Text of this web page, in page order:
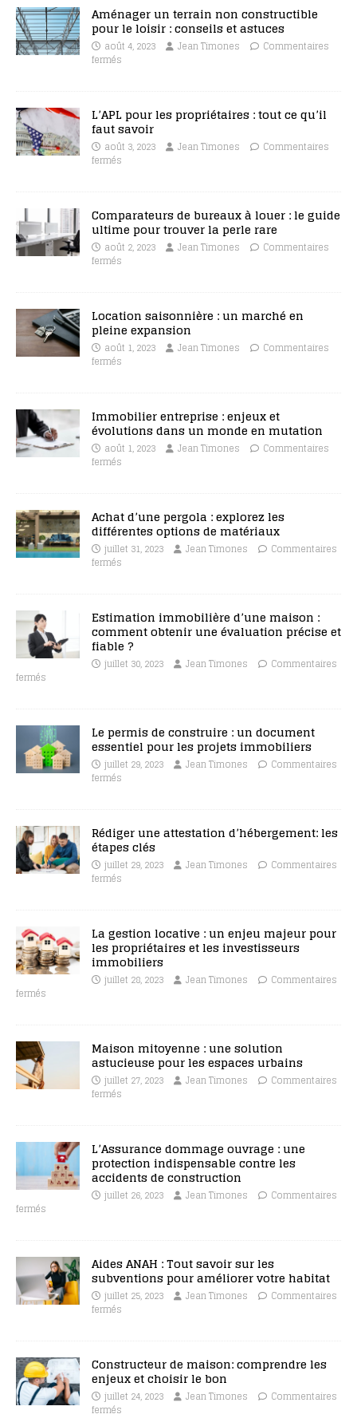
Aménager un terrain non constructible
pour le loisir : conseils et astuces
août 4, 2023 Jean Timones
Commentaires
fermés
L’APL pour les propriétaires : tout ce qu’il
faut savoir
août 3, 2023 Jean Timones
Commentaires
fermés
Comparateurs de bureaux à louer : le guide
ultime pour trouver la perle rare
août 2, 2023 Jean Timones
Commentaires
fermés
Location saisonnière : un marché en
pleine expansion
août 1, 2023 Jean Timones
Commentaires
fermés
Immobilier entreprise : enjeux et
évolutions dans un monde en mutation
août 1, 2023 Jean Timones
Commentaires
fermés
Achat d’une pergola : explorez les
différentes options de matériaux
juillet 31, 2023 Jean Timones
Commentaires
fermés
Estimation immobilière d’une maison :
comment obtenir une évaluation précise et
fiable ?
juillet 30, 2023 Jean Timones
Commentaires
fermés
Le permis de construire : un document
essentiel pour les projets immobiliers
juillet 29, 2023 Jean Timones
Commentaires
fermés
Rédiger une attestation d’hébergement: les
étapes clés
juillet 29, 2023 Jean Timones
Commentaires
fermés
La gestion locative : un enjeu majeur pour
les propriétaires et les investisseurs
immobiliers
juillet 28, 2023 Jean Timones
Commentaires
fermés
Maison mitoyenne : une solution
astucieuse pour les espaces urbains
juillet 27, 2023 Jean Timones
Commentaires
fermés
L’Assurance dommage ouvrage : une
protection indispensable contre les
accidents de construction
juillet 26, 2023 Jean Timones
Commentaires
fermés
Aides ANAH : Tout savoir sur les
subventions pour améliorer votre habitat
juillet 25, 2023 Jean Timones
Commentaires
fermés
Constructeur de maison: comprendre les
enjeux et choisir le bon
juillet 24, 2023 Jean Timones
Commentaires
fermés